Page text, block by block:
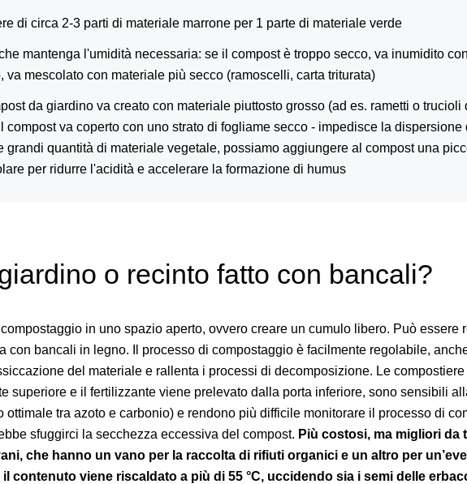
di circa 2-3 parti di materiale marrone per 1 parte di materiale verde
mantenga l'umidità necessaria: se il compost è troppo secco, va inumidito
va mescolato con materiale più secco (ramoscelli, carta triturata)
da giardino va creato con materiale piuttosto grosso (ad es. rametti o trucioli
compost va coperto con uno strato di fogliame secco - impedisce la dispersione
grandi quantità di materiale vegetale, possiamo aggiungere al compost una
per ridurre l'acidità e accelerare la formazione di humus
o recinto fatto con bancali?
in uno spazio aperto, ovvero creare un cumulo libero. Può essere
con bancali in legno. Il processo di compostaggio è facilmente regolabile,
del materiale e rallenta i processi di decomposizione. Le
superiore e il fertilizzante viene prelevato dalla porta inferiore, sono sensibili
tra azoto e carbonio) e rendono più difficile monitorare il processo di
sfuggirci la secchezza eccessiva del compost. Più costosi, ma migliori da
che hanno un vano per la raccolta di rifiuti organici e un altro per
contenuto viene riscaldato a più di 55 °C, uccidendo sia i semi delle